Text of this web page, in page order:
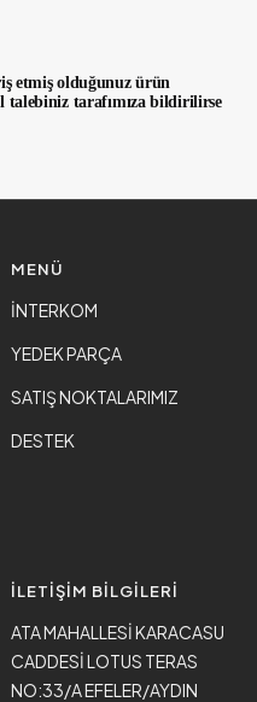
etmiş olduğunuz ürün
talebiniz tarafımıza bildirilirse
MENÜ
İNTERKOM
YEDEK PARÇA
SATIŞ NOKTALARIMIZ
DESTEK
İLETİŞİM BİLGİLERİ
ATA MAHALLESİ KARACASU
CADDESİ LOTUS TERAS
NO:33/A EFELER/AYDIN